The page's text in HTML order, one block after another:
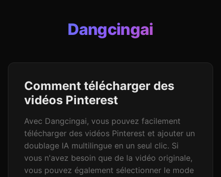
Dangcingai
Comment télécharger des
vidéos Pinterest
Avec Dangcingai, vous pouvez facilement
télécharger des vidéos Pinterest et ajouter un
doublage IA multilingue en un seul clic. Si
vous n'avez besoin que de la vidéo originale,
vous pouvez également sélectionner le mode